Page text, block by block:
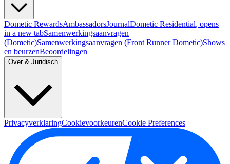
Dometic RewardsAmbassadorsJournalDometic Residential, opens
in a new tabSamenwerkingsaanvragen
(Dometic)Samenwerkingsaanvragen (Front Runner Dometic)Shows
en beurzenBeoordelingen
Over & Juridisch
PrivacyverklaringCookievoorkeurenCookie Preferences